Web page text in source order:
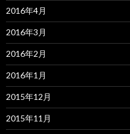
2016年4月
2016年3月
2016年2月
2016年1月
2015年12月
2015年11月